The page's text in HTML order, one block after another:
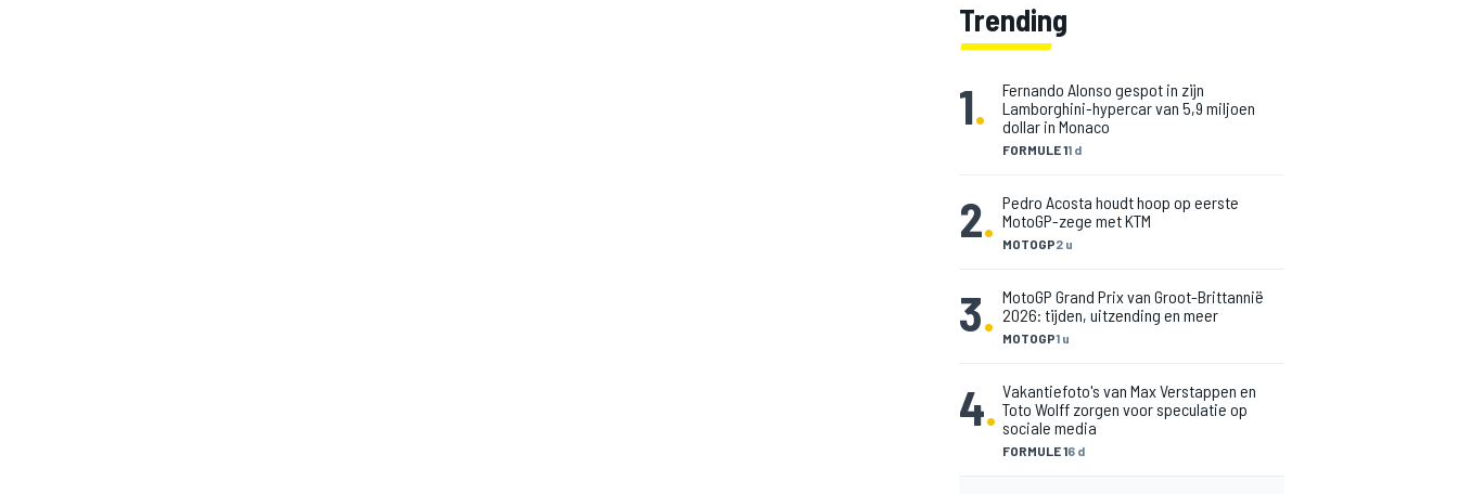
Trending
1.
FORMULE 11 d
Fernando Alonso gespot in zijn
Lamborghini-hypercar van 5,9 miljoen
dollar in Monaco
2. MOTOGP2 u
Pedro Acosta houdt hoop op eerste
MotoGP-zege met KTM
3. MOTOGP1 u
MotoGP Grand Prix van Groot-Brittannië
2026: tijden, uitzending en meer
4.
FORMULE 16 d
Vakantiefoto's van Max Verstappen en
Toto Wolff zorgen voor speculatie op
sociale media